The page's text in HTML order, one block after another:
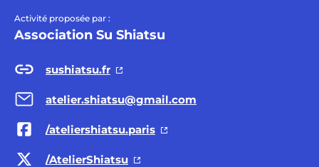
Activité proposée par :
Association Su Shiatsu
sushiatsu.fr
atelier.shiatsu@gmail.com
/ateliershiatsu.paris
/AtelierShiatsu